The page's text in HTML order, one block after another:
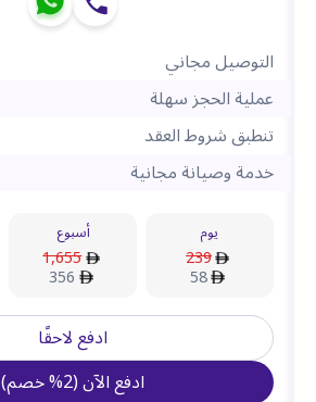
التوصيل مجاني
عملية الحجز سهلة
تنطبق شروط العقد
خدمة وصيانة مجانية
يوم
239
58
أسبوع
1,655
356
ادفع لاحقًا
ادفع الآن(
2
%خصم)